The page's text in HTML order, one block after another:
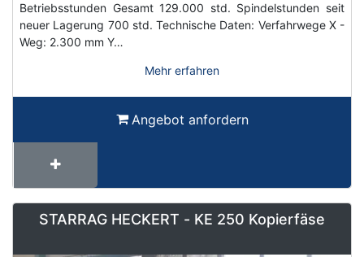
Betriebsstunden Gesamt 129.000 std. Spindelstunden seit
neuer Lagerung 700 std. Technische Daten: Verfahrwege X -
Weg: 2.300 mm Y…
Mehr erfahren
Angebot anfordern
STARRAG HECKERT - KE 250 Kopierfäse